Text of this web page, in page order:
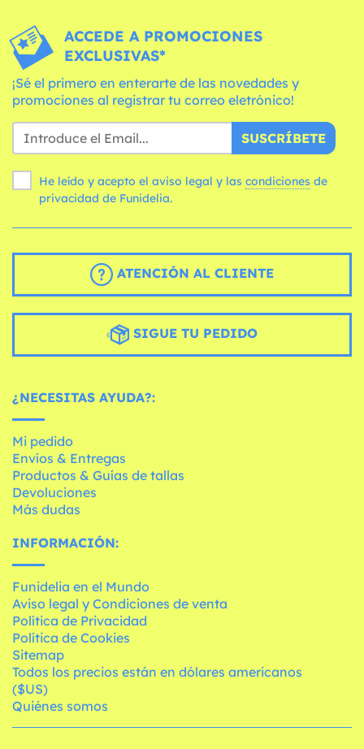
ACCEDE A PROMOCIONES
EXCLUSIVAS*
¡Sé el primero en enterarte de las novedades y
promociones al registrar tu correo eletrónico!
SUSCRÍBETE
He leído y acepto el aviso legal y las condiciones
privacidad de Funidelia.
ATENCIÓN AL CLIENTE
SIGUE TU PEDIDO
¿NECESITAS AYUDA?:
Mi pedido
Envíos & Entregas
Productos & Guías de tallas
Devoluciones
Más dudas
INFORMACIÓN:
Funidelia en el Mundo
Aviso legal y Condiciones de venta
Política de Privacidad
Política de Cookies
Sitemap
Todos los precios están en dólares americanos
($US)
Quiénes somos